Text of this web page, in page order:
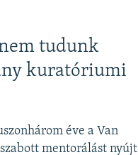
tudunk
kuratóriumi
éve a Van
mentorálást nyújt